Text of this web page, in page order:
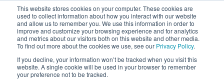
This website stores cookies on your computer. These cookies are
used to collect information about how you interact with our website
and allow us to remember you. We use this information in order to
improve and customize your browsing experience and for analytics
and metrics about our visitors both on this website and other media.
To find out more about the cookies we use, see our Privacy Policy.
If you decline, your information won’t be tracked when you visit this
website. A single cookie will be used in your browser to remember
your preference not to be tracked.